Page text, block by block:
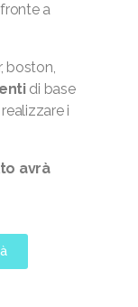
a
boston,
di base
i
avrà